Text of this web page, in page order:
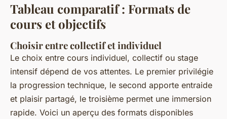
Tableau comparatif : Formats de
cours et objectifs
Choisir entre collectif et individuel
Le choix entre cours individuel, collectif ou stage
intensif dépend de vos attentes. Le premier privilégie
la progression technique, le second apporte entraide
et plaisir partagé, le troisième permet une immersion
rapide. Voici un aperçu des formats disponibles